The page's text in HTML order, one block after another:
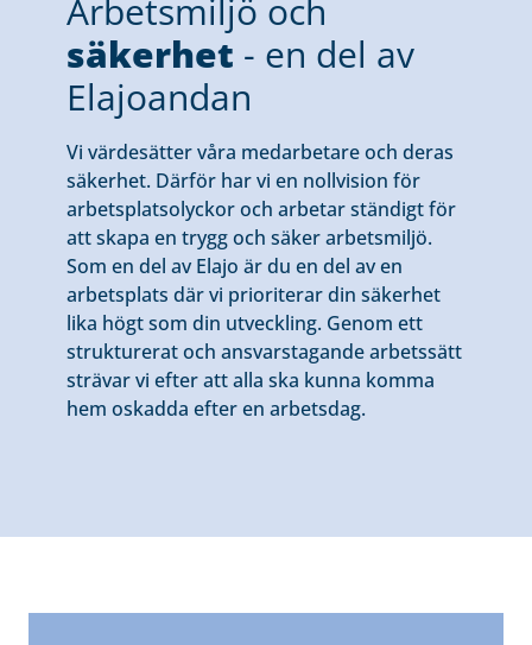
Arbetsmiljö och
säkerhet - en del av
Elajoandan
Vi värdesätter våra medarbetare och deras
säkerhet. Därför har vi en nollvision för
arbetsplatsolyckor och arbetar ständigt för
att skapa en trygg och säker arbetsmiljö.
Som en del av Elajo är du en del av en
arbetsplats där vi prioriterar din säkerhet
lika högt som din utveckling. Genom ett
strukturerat och ansvarstagande arbetssätt
strävar vi efter att alla ska kunna komma
hem oskadda efter en arbetsdag.